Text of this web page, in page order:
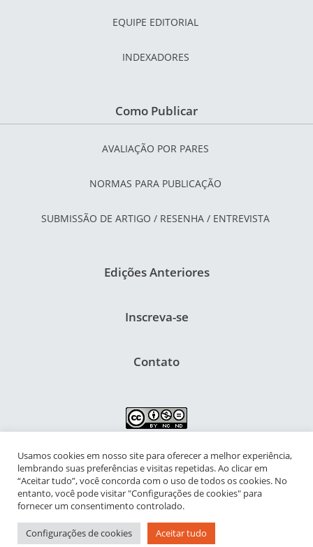
EQUIPE EDITORIAL
INDEXADORES
Como Publicar
AVALIAÇÃO POR PARES
NORMAS PARA PUBLICAÇÃO
SUBMISSÃO DE ARTIGO / RESENHA / ENTREVISTA
Edições Anteriores
Inscreva-se
Contato
NIPIAC – Núcleo Interdisciplinar de Pesquisa para a Infância e
Adolescência Contemporâneas
Universidade Federal do Rio de Janeiro - Campus da Praia Vermelha
Av. Pasteur, 250 – Urca, Prédio da Decania do CFCH
Usamos cookies em nosso site para oferecer a melhor experiência,
lembrando suas preferências e visitas repetidas. Ao clicar em
“Aceitar tudo”, você concorda com o uso de todos os cookies. No
entanto, você pode visitar "Configurações de cookies" para
fornecer um consentimento controlado.
Configurações de cookies Aceitar tudo